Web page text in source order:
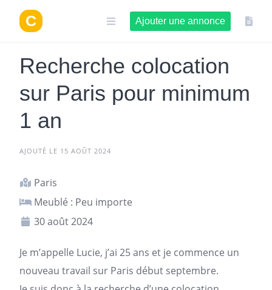
contenu
Ajouter une annonce
Recherche colocation
sur Paris pour minimum
1 an
AJOUTÉ LE 15 AOÛT 2024
Paris
Meublé : Peu importe
30 août 2024
Je m’appelle Lucie, j’ai 25 ans et je commence un
nouveau travail sur Paris début septembre.